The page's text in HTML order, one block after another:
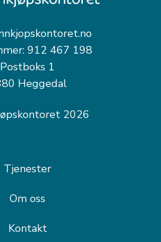
912 467 198
Postboks 1
Heggedal
2026
Tjenester
Om oss
Kontakt